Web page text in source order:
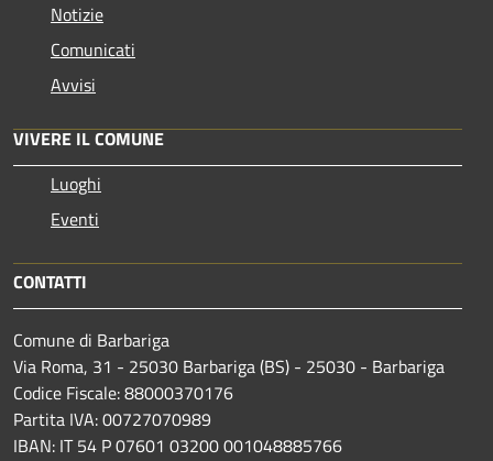
Notizie
Comunicati
Avvisi
VIVERE IL COMUNE
Luoghi
Eventi
CONTATTI
Comune di Barbariga
Via Roma, 31 - 25030 Barbariga (BS) - 25030 - Barbariga
Codice Fiscale: 88000370176
Partita IVA: 00727070989
IBAN: IT 54 P 07601 03200 001048885766